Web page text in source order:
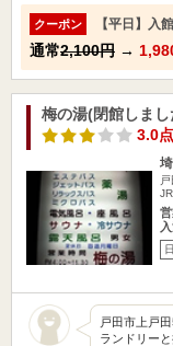
クーポン 【平日】入
通常2,100円 →
梅の湯(閉館しまし
3.0点
戸田市上戸
ランドリー